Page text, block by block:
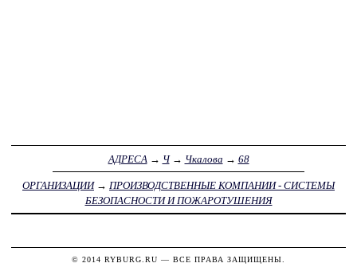
АДРЕСА → Ч→ Чкалова → 68
ОРГАНИЗАЦИИ→ ПРОИЗВОДСТВЕННЫЕ КОМПАНИИ - СИСТЕМЫ
БЕЗОПАСНОСТИ И ПОЖАРОТУШЕНИЯ
© 2014 RYBURG.RU — ВСЕ ПРАВА ЗАЩИЩЕНЫ.